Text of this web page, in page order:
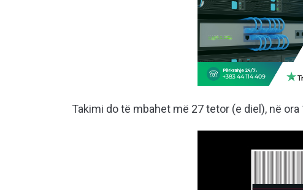
Takimi do të mbahet më 27 tetor (e diel), në